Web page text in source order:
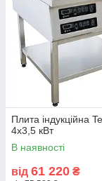
Плита індукційна
4х3,5 кВт
В наявності
від 61 220 ₴